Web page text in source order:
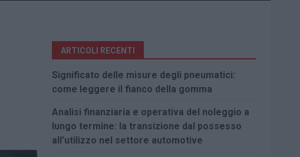
ARTICOLI RECENTI
Significato delle misure degli pneumatici:
come leggere il fianco della gomma
Analisi finanziaria e operativa del noleggio a
lungo termine: la transizione dal possesso
all’utilizzo nel settore automotive